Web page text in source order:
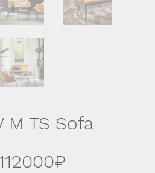
M TS Sofa
₽